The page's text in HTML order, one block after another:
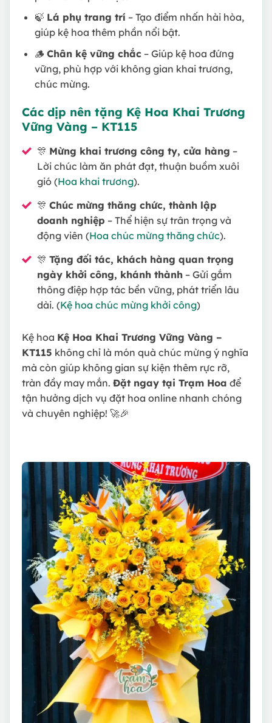
🍃 Lá phụ trang trí – Tạo điểm nhấn hài hòa,
giúp kệ hoa thêm phần nổi bật.
🪵 Chân kệ vững chắc– Giúp kệ hoa đứng
vững, phù hợp với không gian khai trương,
chúc mừng.
Các dịp nên tặng Kệ Hoa Khai Trương
Vững Vàng – KT115
🎊 Mừng khai trương công ty, cửa hàng –
Lời chúc làm ăn phát đạt, thuận buồm xuôi
gió (Hoa khai trương).
🎊 Chúc mừng thăng chức, thành lập
doanh nghiệp – Thể hiện sự trân trọng và
động viên (Hoa chúc mừng thăng chức).
🎊 Tặng đối tác, khách hàng quan trọng
ngày khởi công, khánh thành – Gửi gắm
thông điệp hợp tác bền vững, phát triển lâu
dài. (Kệ hoa chúc mừng khởi công)
Kệ hoa Kệ Hoa Khai Trương Vững Vàng –
KT115 không chỉ là món quà chúc mừng ý nghĩa
mà còn giúp không gian sự kiện thêm rực rỡ,
tràn đầy may mắn. Đặt ngay tại Trạm Hoa để
tận hưởng dịch vụ đặt hoa online nhanh chóng
và chuyên nghiệp! 🚀🎉